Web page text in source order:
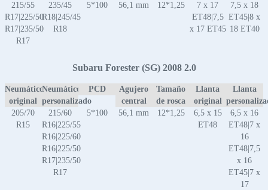
215/55
R17|225/50
R17|235/50
R17
235/45
R18|245/45
R18
5*100 56,1 mm 12*1,25
7 x 17
ET48|7,5
x 17 ET45
7,5 x 18
ET45|8 x
18 ET40
Subaru Forester (SG) 2008 2.0
Neumático
original
Neumático
personalizado
PCD
Agujero
central
Tamaño
de rosca
Llanta
original
Llanta
205/70
R15
215/60
R16|225/55
R16|225/60
R16|225/50
R17|235/50
R17
5*100 56,1 mm 12*1,25
6,5 x 15
ET48
6,5 x 16
ET48|7 x
16
ET48|7,5
x 16
ET45|7 x
17